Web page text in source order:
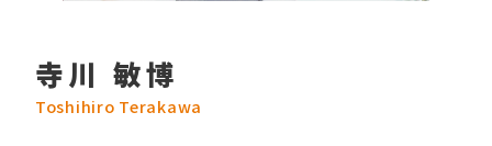
寺川 敏博
Toshihiro Terakawa